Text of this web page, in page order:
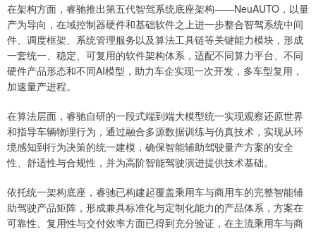
在架构方面，睿驰推出第五代智驾系统底座架构——NeuAUTO，以量
产为导向，在域控制器硬件和基础软件之上进一步整合智驾系统中间
件、调度框架、系统管理服务以及算法工具链等关键能力模块，形成
一套统一、稳定、可复用的软件架构体系，适配不同算力平台、不同
硬件产品形态和不同AI模型，助力车企实现一次开发，多车型复用，
加速量产进程。
在算法层面，睿驰自研的一段式端到端大模型统一实现观察还原世界
和指导车辆物理行为，通过融合多源数据训练与仿真技术，实现从环
境感知到行为决策的统一建模，确保智能辅助驾驶量产方案的安全
性、舒适性与合规性，并为高阶智能驾驶演进提供技术基础。
依托统一架构底座，睿驰已构建起覆盖乘用车与商用车的完整智能辅
助驾驶产品矩阵，形成兼具标准化与定制化能力的产品体系，方案在
可靠性、复用性与交付效率方面已得到充分验证，在主流乘用车与商